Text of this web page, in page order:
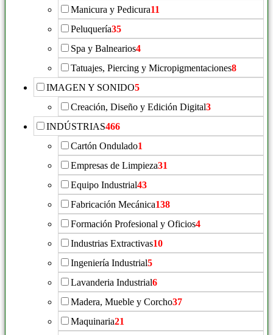
Manicura y Pedicura11
Peluquería35
Spa y Balnearios4
Tatuajes, Piercing y Micropigmentaciones8
IMAGEN Y SONIDO5
Creación, Diseño y Edición Digital3
INDÚSTRIAS466
Cartón Ondulado1
Empresas de Limpieza31
Equipo Industrial43
Fabricación Mecánica138
Formación Profesional y Oficios4
Industrias Extractivas10
Ingeniería Industrial5
Lavanderia Industrial6
Madera, Mueble y Corcho37
Maquinaria21